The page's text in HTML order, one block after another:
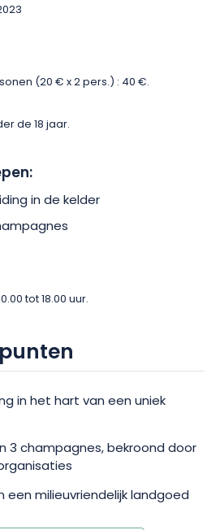
u een paar van hun wijnjaren
(20 € x 2 pers.) : 40 €.
de 18 jaar.
in de kelder
tot 18.00 uur.
in het hart van een uniek
3 champagnes, bekroond door
een milieuvriendelijk landgoed